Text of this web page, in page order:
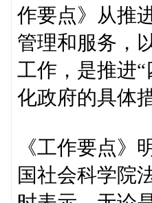
作要点》从推
管理和服务，
工作，是推进
化政府的具体
《工作要点》
国社会科学院